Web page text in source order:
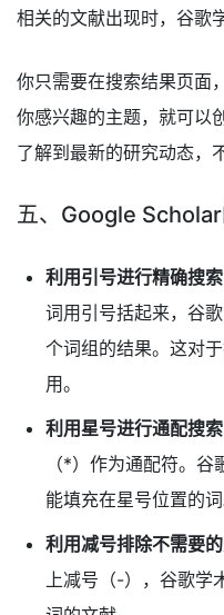
相关的文献出现时，谷歌
你只需要在搜索结果页面
你感兴趣的主题，就可以
了解到最新的研究动态，
五、Google
利用引号进行精确搜索
词用引号括起来，谷
个词组的结果。这对
用。
利用星号进行通配搜索
（*）作为通配符。
能填充在星号位置的词
利用减号排除不需要
上减号（-），谷歌学